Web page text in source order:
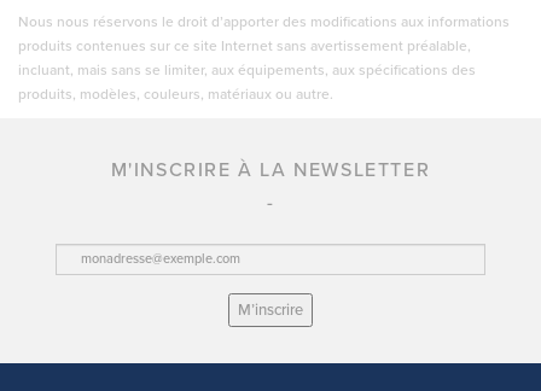
Nous nous réservons le droit d’apporter des modifications aux informations
produits contenues sur ce site Internet sans avertissement préalable,
incluant, mais sans se limiter, aux équipements, aux spécifications des
produits, modèles, couleurs, matériaux ou autre.
M'INSCRIRE À LA NEWSLETTER
M’inscrire